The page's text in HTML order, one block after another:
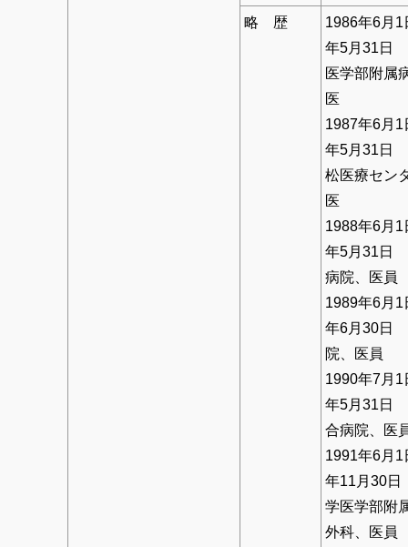
略 歴
1986年6月1
年5月31日
医学部附属
医
1987年6月1
年5月31日
松医療セン
医
1988年6月1
年5月31日
病院、医員
1989年6月1
年6月30日
院、医員
1990年7月1
年5月31日
合病院、医
1991年6月1
年11月30
学医学部附
外科、医員